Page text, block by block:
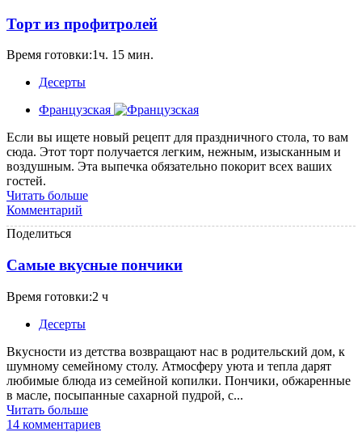
Торт из профитролей
Время готовки:1ч. 15 мин.
Десерты
Французская
Если вы ищете новый рецепт для праздничного стола, то вам
сюда. Этот торт получается легким, нежным, изысканным и
воздушным. Эта выпечка обязательно покорит всех ваших
гостей.
Читать больше
Комментарий
Поделиться
Самые вкусные пончики
Время готовки:2 ч
Десерты
Вкусности из детства возвращают нас в родительский дом, к
шумному семейному столу. Атмосферу уюта и тепла дарят
любимые блюда из семейной копилки. Пончики, обжаренные
в масле, посыпанные сахарной пудрой, с...
Читать больше
14 комментариев